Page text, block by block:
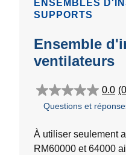
ENSEMBLES
SUPPORTS
Ensemble
ventilateurs
0.0
0.0
étoile(s)
5.
Questions et
À utiliser seulement
RM60000 et 64000